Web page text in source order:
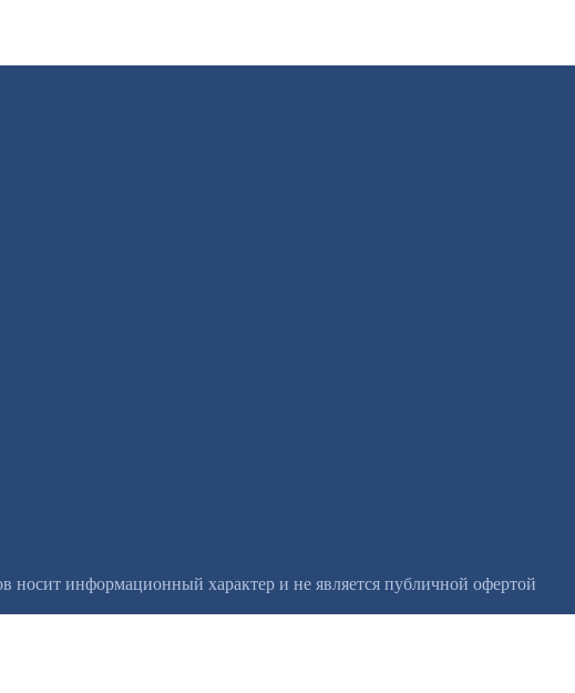
носит информационный характер и не является публичной офертой